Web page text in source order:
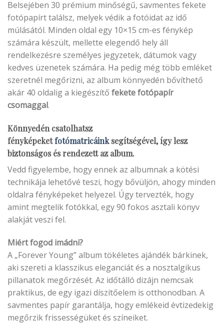
Belsejében 30 prémium minőségű, savmentes fekete
fotópapírt találsz, melyek védik a fotóidat az idő
múlásától. Minden oldal egy 10×15 cm-es fénykép
számára készült, mellette elegendő hely áll
rendelkezésre személyes jegyzetek, dátumok vagy
kedves üzenetek számára. Ha pedig még több emléket
szeretnél megőrizni, az album könnyedén bővíthető
akár 40 oldalig a kiegészítő fekete fotópapír
csomaggal.
Könnyedén csatolhatsz
fényképeketfotómatricáinksegítségével, így lesz
biztonságos és rendezett az album.
Vedd figyelembe, hogy ennek az albumnak a kötési
technikája lehetővé teszi, hogy bővüljön, ahogy minden
oldalra fényképeket helyezel. Úgy tervezték, hogy
amint megtelik fotókkal, egy 90 fokos asztali könyv
alakját veszi fel.
Miért fogod imádni?
A „Forever Young” album tökéletes ajándék bárkinek,
aki szereti a klasszikus eleganciát és a nosztalgikus
pillanatok megőrzését. Az időtálló dizájn nemcsak
praktikus, de egy igazi díszítőelem is otthonodban. A
savmentes papír garantálja, hogy emlékeid évtizedekig
megőrzik frissességüket és színeiket.